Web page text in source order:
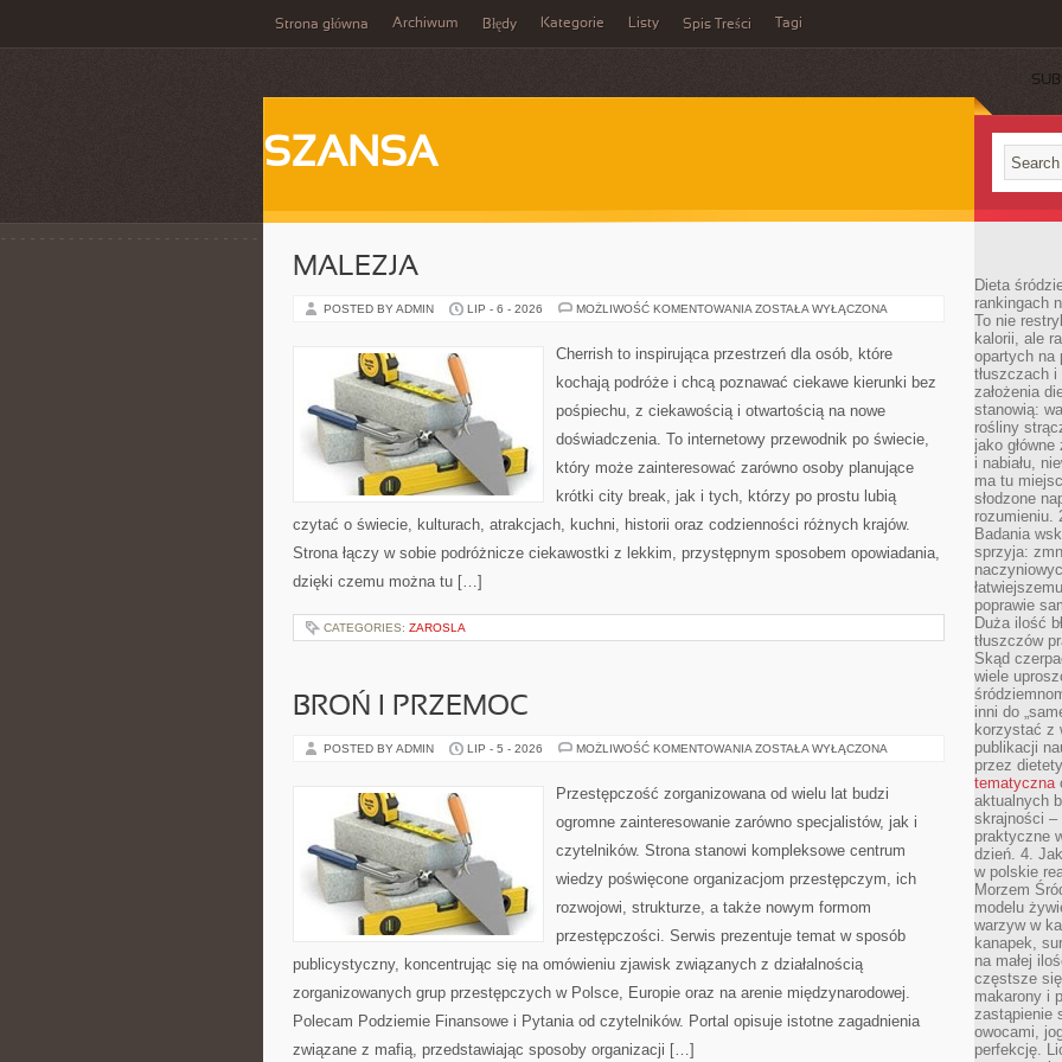
Strona główna Archiwum Błędy Kategorie Listy Spis Treści Tagi
SZANSA
MALEZJA
POSTED BY ADMIN LIP - 6 - 2026 MOŻLIWOŚĆ KOMENTOWANIA MALEZJA
ZOSTAŁA WYŁĄCZONA
Cherrish to inspirująca przestrzeń dla osób, które
kochają podróże i chcą poznawać ciekawe kierunki bez
pośpiechu, z ciekawością i otwartością na nowe
doświadczenia. To internetowy przewodnik po świecie,
który może zainteresować zarówno osoby planujące
krótki city break, jak i tych, którzy po prostu lubią
czytać o świecie, kulturach, atrakcjach, kuchni, historii oraz codzienności różnych krajów.
Strona łączy w sobie podróżnicze ciekawostki z lekkim, przystępnym sposobem opowiadania,
dzięki czemu można tu […]
CATEGORIES: ZAROSLA
BROŃ I PRZEMOC
POSTED BY ADMIN LIP - 5 - 2026 MOŻLIWOŚĆ KOMENTOWANIA BROŃ
ZOSTAŁA WYŁĄCZONA
Przestępczość zorganizowana od wielu lat budzi
ogromne zainteresowanie zarówno specjalistów, jak i
czytelników. Strona stanowi kompleksowe centrum
wiedzy poświęcone organizacjom przestępczym, ich
rozwojowi, strukturze, a także nowym formom
przestępczości. Serwis prezentuje temat w sposób
publicystyczny, koncentrując się na omówieniu zjawisk związanych z działalnością
zorganizowanych grup przestępczych w Polsce, Europie oraz na arenie międzynarodowej.
Polecam Podziemie Finansowe i Pytania od czytelników. Portal opisuje istotne zagadnienia
związane z mafią, przedstawiając sposoby organizacji […]
Dieta
rankingach
To nie
kalorii, ale
opartych na
tłuszczach
założenia
stanowią:
rośliny
jako
i nabiału,
ma tu
słodzone
rozumieniu.
Badania
sprzyja:
poprawie
Duża ilość
tłuszczów
Skąd
wiele
inni do
korzystać z
publikacji
przez
tematyczna
aktualnych
skrajności –
praktyczne
dzień. 4.
w polskie
Morzem
modelu
warzyw w
kanapek,
na małej
częstsze
makarony i
zastąpienie
owocami,
perfekcję.